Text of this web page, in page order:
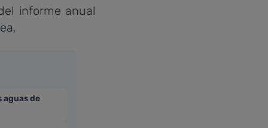
informe anual
aguas de